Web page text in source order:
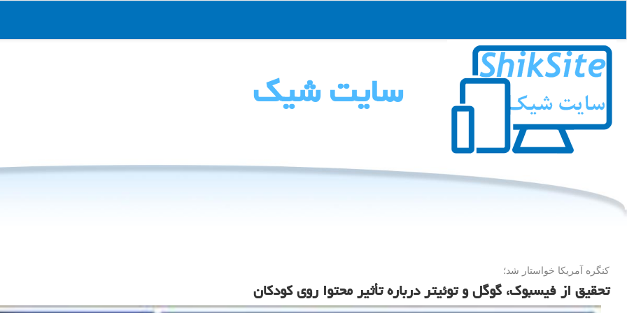
سایت شیك
كنگره آمریكا خواستار شد؛
تحقیق از فیسبوك، گوگل و توئیتر درباره تأثیر محتوا روی كودكان